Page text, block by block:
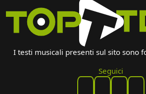
I testi musicali presenti sul sito sono
Seguici